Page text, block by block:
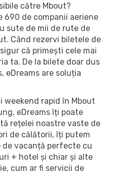
către Mbout?
690 de companii aeriene
sute de mii de rute de
Când rezervi biletele de
că primești cele mai
ta. De la bilete doar dus
eDreams are soluția
weekend rapid în Mbout
eDreams îți poate
rețelei noastre vaste de
de călătorii, îți putem
de vacanță perfecte cu
+ hotel și chiar și alte
cum ar fi servicii de